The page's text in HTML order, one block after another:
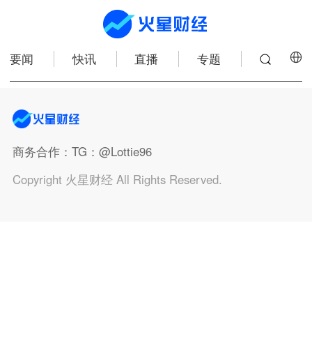
要闻 快讯 直播 专题
商务合作：TG：@Lottie96
Copyright 火星财经 All Rights Reserved.